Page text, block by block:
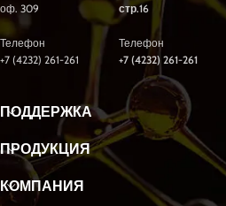
оф. 309
Телефон
+7 (4232) 261-261
стр.16
Телефон
+7 (4232) 261-261
ПОДДЕРЖКА
ПРОДУКЦИЯ
КОМПАНИЯ